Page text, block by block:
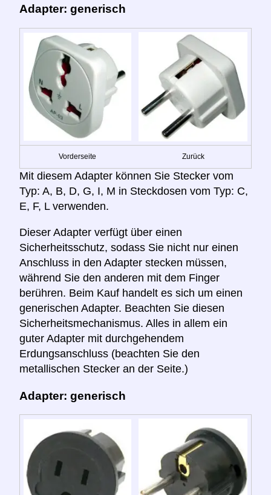
Adapter: generisch
Vorderseite Zurück
Mit diesem Adapter können Sie Stecker vom
Typ: A, B, D, G, I, M in Steckdosen vom Typ: C,
E, F, L verwenden.
Dieser Adapter verfügt über einen
Sicherheitsschutz, sodass Sie nicht nur einen
Anschluss in den Adapter stecken müssen,
während Sie den anderen mit dem Finger
berühren. Beim Kauf handelt es sich um einen
generischen Adapter. Beachten Sie diesen
Sicherheitsmechanismus. Alles in allem ein
guter Adapter mit durchgehendem
Erdungsanschluss (beachten Sie den
metallischen Stecker an der Seite.)
Adapter: generisch